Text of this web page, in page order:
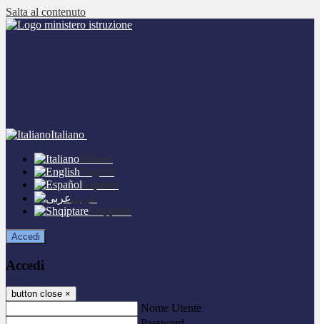
Salta al contenuto
Italiano
Italiano
English
Español
عربى
Shqiptare
Accedi
Accedi
button close ×
Nome Utente